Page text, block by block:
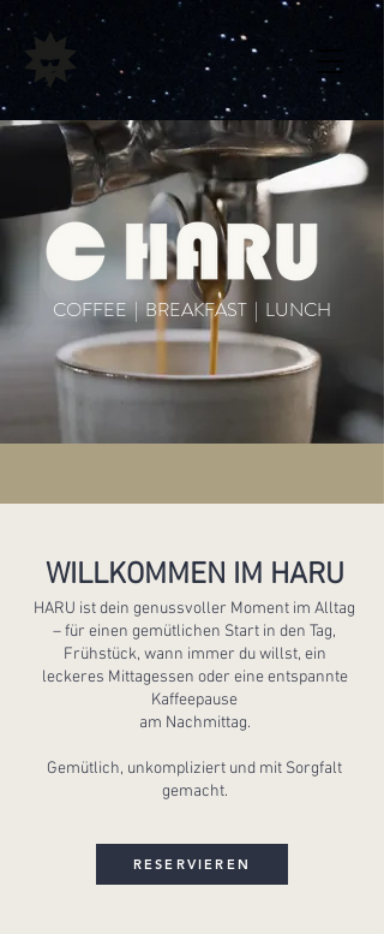
COFFEE | BREAKFAST | LUNCH
WILLKOMMEN IM HARU
HARU ist dein genussvoller Moment im Alltag
– für einen gemütlichen Start in den Tag,
Frühstück, wann immer du willst, ein
leckeres Mittagessen oder eine entspannte
Kaffeepause
am Nachmittag.
Gemütlich, unkompliziert und mit Sorgfalt
gemacht.
RESERVIEREN